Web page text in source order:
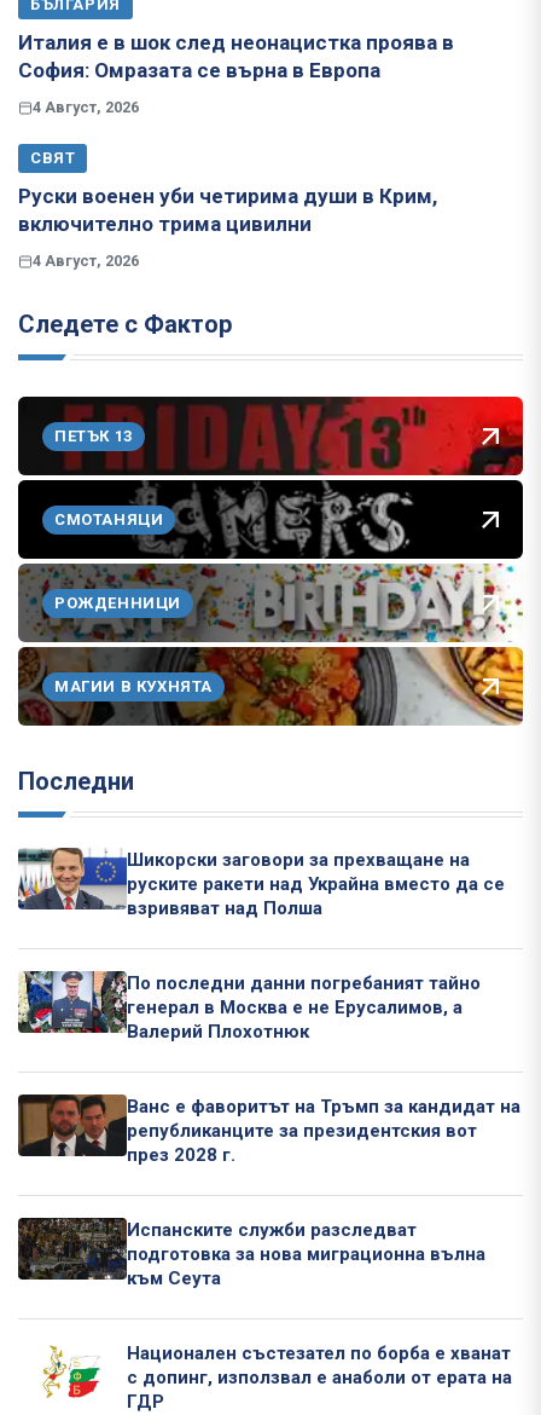
БЪЛГАРИЯ
Италия е в шок след неонацистка проява в
София: Омразата се върна в Европа
4 Август, 2026
СВЯТ
Руски военен уби четирима души в Крим,
включително трима цивилни
4 Август, 2026
Следете с Фактор
ПЕТЪК 13
СМОТАНЯЦИ
РОЖДЕННИЦИ
МАГИИ В КУХНЯТА
Последни
Шикорски заговори за прехващане на
руските ракети над Украйна вместо да се
взривяват над Полша
По последни данни погребаният тайно
генерал в Москва е не Ерусалимов, а
Валерий Плохотнюк
Ванс е фаворитът на Тръмп за кандидат на
републиканците за президентския вот
през 2028 г.
Испанските служби разследват
подготовка за нова миграционна вълна
към Сеута
Национален състезател по борба е хванат
с допинг, използвал е анаболи от ерата на
ГДР